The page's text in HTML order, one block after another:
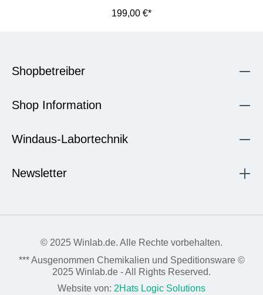
199,00 €*
Shopbetreiber
Shop Information
Windaus-Labortechnik
Newsletter
© 2025 Winlab.de. Alle Rechte vorbehalten.
*** Ausgenommen Chemikalien und Speditionsware ©
2025 Winlab.de - All Rights Reserved.
Website von: 2Hats Logic Solutions